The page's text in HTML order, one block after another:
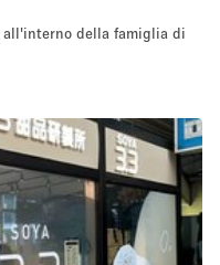
artistico
Ufficio
Acquista
Condividi
della famiglia di